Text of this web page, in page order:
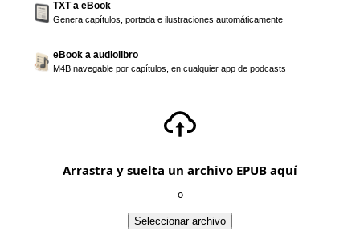
TXT a eBook
Genera capítulos, portada e ilustraciones automáticamente
eBook a audiolibro
M4B navegable por capítulos, en cualquier app de podcasts
Arrastra y suelta un archivo EPUB aquí
o
Seleccionar archivo